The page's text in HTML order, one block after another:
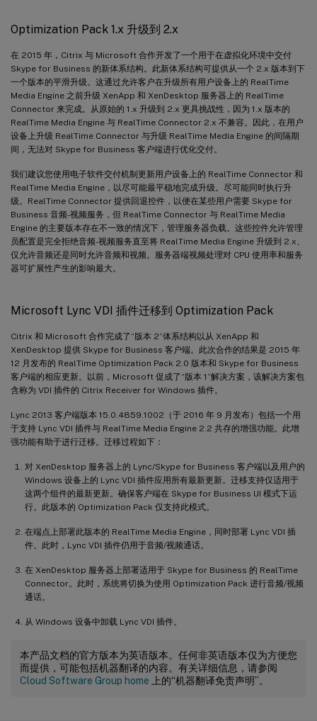
Optimization Pack 1.x 升级到 2.x
在 2015 年，Citrix 与 Microsoft 合作开发了一个用于在虚拟化环境中交付
Skype for Business 的新体系结构。此新体系结构可提供从一个 2.x 版本到下
一个版本的平滑升级。这通过允许客户在升级所有用户设备上的 RealTime
Media Engine 之前升级 XenApp 和 XenDesktop 服务器上的 RealTime
Connector 来完成。从原始的 1.x 升级到 2.x 更具挑战性，因为 1.x 版本的
RealTime Media Engine 与 RealTime Connector 2.x 不兼容。因此，在用户
设备上升级 RealTime Connector 与升级 RealTime Media Engine 的间隔期
间，无法对 Skype for Business 客户端进行优化交付。
我们建议您使用电子软件交付机制更新用户设备上的 RealTime Connector 和
RealTime Media Engine，以尽可能最平稳地完成升级。尽可能同时执行升
级。RealTime Connector 提供回退控件，以便在某些用户需要 Skype for
Business 音频-视频服务，但 RealTime Connector 与 RealTime Media
Engine 的主要版本存在不一致的情况下，管理服务器负载。这些控件允许管理
员配置是完全拒绝音频-视频服务直至将 RealTime Media Engine 升级到 2.x、
仅允许音频还是同时允许音频和视频。服务器端视频处理对 CPU 使用率和服务
器可扩展性产生的影响最大。
Microsoft Lync VDI 插件迁移到 Optimization Pack
Citrix 和 Microsoft 合作完成了“版本 2”体系结构以从 XenApp 和
XenDesktop 提供 Skype for Business 客户端。此次合作的结果是 2015 年
12 月发布的 RealTime Optimization Pack 2.0 版本和 Skype for Business
客户端的相应更新。以前，Microsoft 促成了“版本 1”解决方案，该解决方案包
含称为 VDI 插件的 Citrix Receiver for Windows 插件。
Lync 2013 客户端版本 15.0.4859.1002（于 2016 年 9 月发布）包括一个用
于支持 Lync VDI 插件与 RealTime Media Engine 2.2 共存的增强功能。此增
强功能有助于进行迁移。迁移过程如下：
对 XenDesktop 服务器上的 Lync/Skype for Business 客户端以及用户的
Windows 设备上的 Lync VDI 插件应用所有最新更新。迁移支持仅适用于
这两个组件的最新更新。确保客户端在 Skype for Business UI 模式下运
行。此版本的 Optimization Pack 仅支持此模式。
在端点上部署此版本的 RealTime Media Engine，同时部署 Lync VDI 插
件。此时，Lync VDI 插件仍用于音频/视频通话。
在 XenDesktop 服务器上部署适用于 Skype for Business 的 RealTime
Connector。此时，系统将切换为使用 Optimization Pack 进行音频/视频
通话。
从 Windows 设备中卸载 Lync VDI 插件。
本产品文档的官方版本为英语版本。任何非英语版本仅为方便您
而提供，可能包括机器翻译的内容。有关详细信息，请参阅
Cloud Software Group home 上的“机器翻译免责声明”。